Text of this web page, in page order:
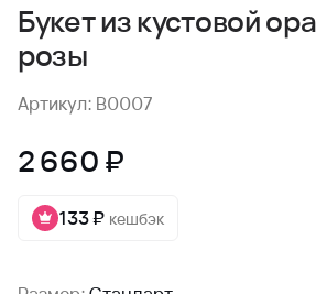
Букет из кустовой
розы
Артикул: B0007
2 660 ₽
133 ₽ кешбэк